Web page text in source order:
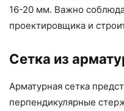
16-20 мм. Важно
проектировщика и
Сетка из
Арматурная сетка
перпендикулярные